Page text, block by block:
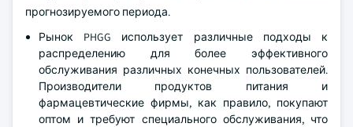
прогнозируемого периода.
Рынок PHGG использует различные подходы к
распределению для более эффективного
обслуживания различных конечных пользователей.
Производители продуктов питания и
фармацевтические фирмы, как правило, покупают
оптом и требуют специального обслуживания, что